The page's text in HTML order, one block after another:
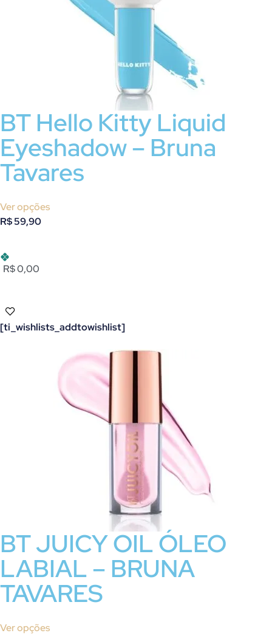
BT Hello Kitty Liquid
Eyeshadow – Bruna
Tavares
Ver opções
R$59,90
R$ 0,00
[ti_wishlists_addtowishlist]
BT JUICY OIL ÓLEO
LABIAL – BRUNA
TAVARES
Ver opções